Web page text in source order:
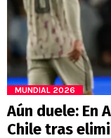
MUNDIAL 2026
Aún duele: En
Chile tras